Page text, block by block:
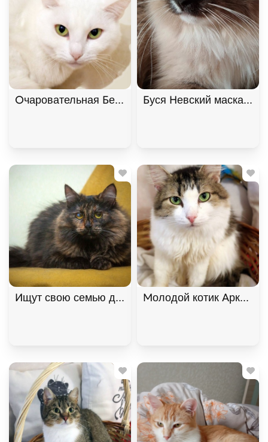
Очаровательная Белянка ищет дом в дар! ,
Буся Невский
Ищут свою семью два "пушистых облака",
Молодой котик